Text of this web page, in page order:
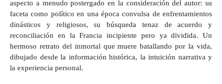
aspecto a menudo postergado en la consideración del autor: su
faceta como político en una época convulsa de enfrentamientos
dinásticos y religiosos, su búsqueda tenaz de acuerdo y
reconciliación en la Francia incipiente pero ya dividida. Un
hermoso retrato del inmortal que muere batallando por la vida,
dibujado desde la información histórica, la intuición narrativa y
la experiencia personal.